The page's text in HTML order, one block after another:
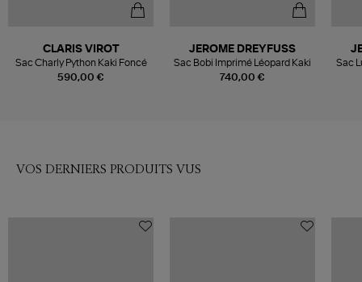
590,00 €
CLARIS VIROT
Sac Charly Python Kaki Foncé
740,00 €
JEROME DREYFUSS
Sac Bobi Imprimé Léopard Kaki Sac
VOS DERNIERS PRODUITS VUS